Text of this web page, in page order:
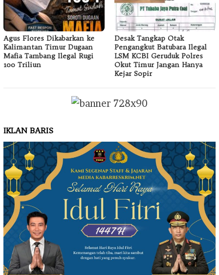
Agus Flores Dikabarkan ke
Kalimantan Timur Dugaan
Mafia Tambang Ilegal Rugi
100 Triliun
Desak Tangkap Otak
Pengangkut Batubara Ilegal
LSM KCBI Geruduk Polres
Okut Timur Jangan Hanya
Kejar Sopir
IKLAN BARIS